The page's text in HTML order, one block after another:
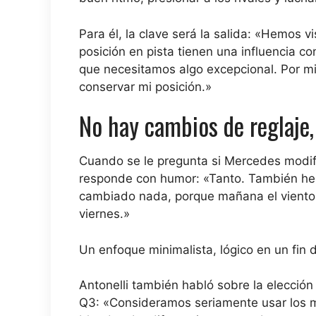
Para él, la clave será la salida: «Hemos
posición en pista tienen una influencia
que necesitamos algo excepcional. Por
conservar mi posición.»
No hay cambios de
Cuando se le pregunta si Mercedes
responde con humor: «Tanto. También
cambiado nada, porque mañana el
viernes.»
Un enfoque minimalista, lógico en un fin
Antonelli también habló sobre la
Q3: «Consideramos seriamente usar los